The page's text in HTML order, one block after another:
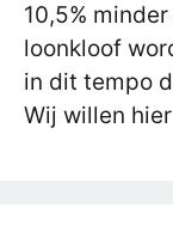
10,5%
loonkloof
in dit tempo
Wij willen